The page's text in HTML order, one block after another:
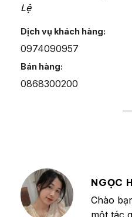
Lệ
Dịch vụ khách hàng:
0974090957
Bán hàng:
0868300200
NGỌC
Chào
một tác